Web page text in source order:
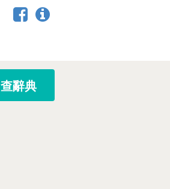
查辭典